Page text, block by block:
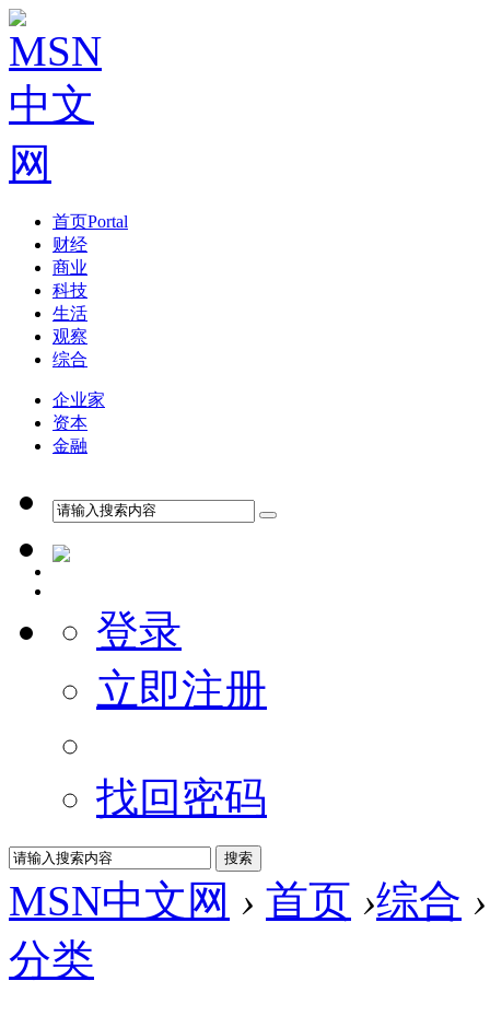
首页Portal
财经
商业
科技
生活
观察
综合
企业家
资本
金融
登录
立即注册
找回密码
MSN中文网 › 首页 ›综合 ›
分类